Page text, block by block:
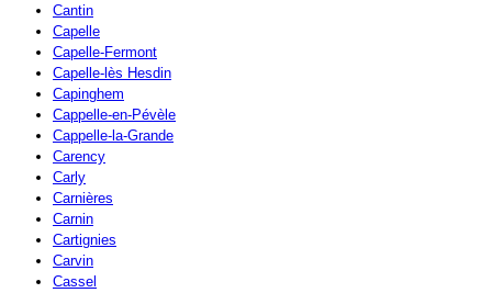
Cantin
Capelle
Capelle-Fermont
Capelle-lès Hesdin
Capinghem
Cappelle-en-Pévèle
Cappelle-la-Grande
Carency
Carly
Carnières
Carnin
Cartignies
Carvin
Cassel